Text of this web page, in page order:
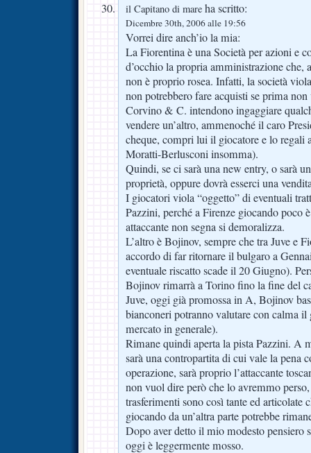
il Capitano di mare ha scritto:
Dicembre 30th, 2006 alle 19:56
Vorrei dire anch’io la mia:
La Fiorentina è una Società per azioni e
d’occhio la propria amministrazione che,
non è proprio rosea. Infatti, la società
non potrebbero fare acquisti se prima
Corvino & C. intendono ingaggiare
vendere un’altro, ammenoché il caro
cheque, compri lui il giocatore e lo regali
Moratti-Berlusconi insomma).
Quindi, se ci sarà una new entry, o sarà
proprietà, oppure dovrà esserci una
I giocatori viola “oggetto” di eventuali
Pazzini, perché a Firenze giocando poco
attaccante non segna si demoralizza.
L’altro è Bojinov, sempre che tra Juve e
accordo di far ritornare il bulgaro a
eventuale riscatto scade il 20 Giugno).
Bojinov rimarrà a Torino fino la fine del
Juve, oggi già promossa in A, Bojinov
bianconeri potranno valutare con calma il
mercato in generale).
Rimane quindi aperta la pista Pazzini. A
sarà una contropartita di cui vale la pena
operazione, sarà proprio l’attaccante
non vuol dire però che lo avremmo
trasferimenti sono così tante ed articolate
giocando da un’altra parte potrebbe
Dopo aver detto il mio modesto pensiero
oggi è leggermente mosso.